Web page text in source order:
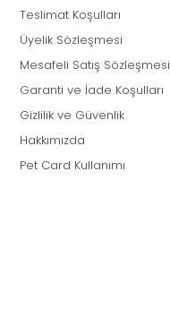
Teslimat Koşulları
Üyelik Sözleşmesi
Mesafeli Satış Sözleşmesi
Garanti ve İade Koşulları
Gizlilik ve Güvenlik
Hakkımızda
Pet Card Kullanımı